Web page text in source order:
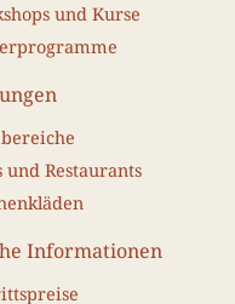
und Kurse
und Restaurants
Informationen